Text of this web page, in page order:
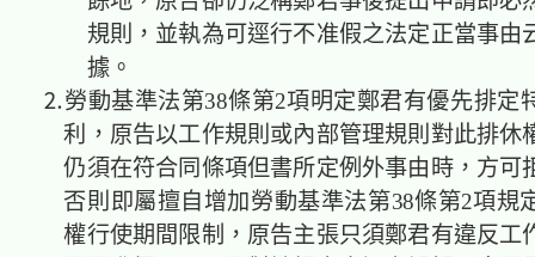
規則，並執為可逕行不准假之法定正當事由
據。
⒉勞動基準法第38條第2項明定鄭君有優先排定
利，原告以工作規則或內部管理規則對此排休
仍須在符合同條項但書所定例外事由時，方可
否則即屬擅自增加勞動基準法第38條第2項規
權行使期間限制，原告主張只須鄭君有違反工